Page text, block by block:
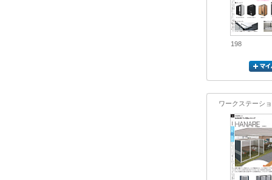
198
ワークステーシ